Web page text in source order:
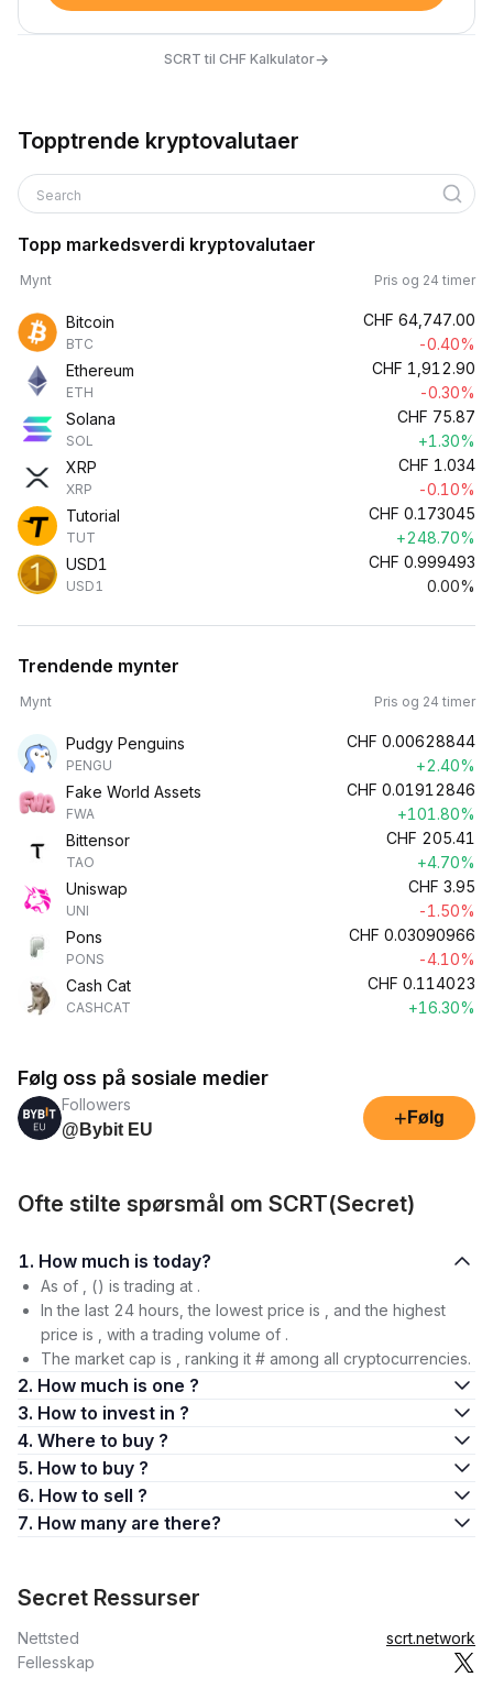
SCRT til CHF Kalkulator→
Topptrende kryptovalutaer
Search
Topp markedsverdi kryptovalutaer
Mynt Pris og 24 timer
Bitcoin
BTC
CHF 64,747.00
-0.40%
Ethereum
ETH
CHF 1,912.90
-0.30%
Solana
SOL
CHF 75.87
+1.30%
XRP
XRP
CHF 1.034
-0.10%
Tutorial
TUT
CHF 0.173045
+248.70%
USD1
USD1
CHF 0.999493
0.00%
Trendende mynter
Mynt Pris og 24 timer
Pudgy Penguins
PENGU
CHF 0.00628844
+2.40%
Fake World Assets
FWA
CHF 0.01912846
+101.80%
Bittensor
TAO
CHF 205.41
+4.70%
Uniswap
UNI
CHF 3.95
-1.50%
Pons
PONS
CHF 0.03090966
-4.10%
Cash Cat
CASHCAT
CHF 0.114023
+16.30%
Følg oss på sosiale medier
Followers
@Bybit EU
+ Følg
Ofte stilte spørsmål om SCRT(Secret)
1. How much is today?
As of , () is trading at .
In the last 24 hours, the lowest price is , and the highest
price is , with a trading volume of .
The market cap is , ranking it # among all cryptocurrencies.
2. How much is one ?
3. How to invest in ?
4. Where to buy ?
5. How to buy ?
6. How to sell ?
7. How many are there?
Secret Ressurser
Nettsted
scrt.network
Fellesskap